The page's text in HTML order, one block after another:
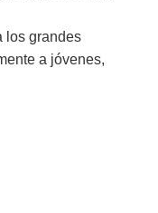
los grandes
a jóvenes,